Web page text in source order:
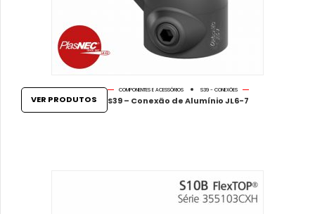
COMPONENTES E ACESSÓRIOS S39 - CONEXÕES
S39 – Conexão de Alumínio JL6-7
VER PRODUTOS